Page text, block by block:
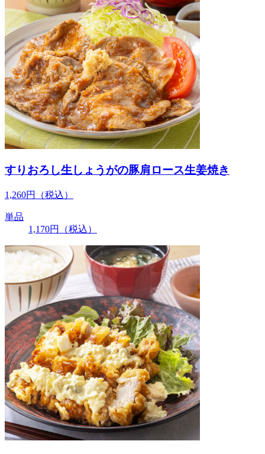
すりおろし生しょうがの豚肩ロース生姜焼き
1,260円 （税込）
単品
1,170円 （税込）